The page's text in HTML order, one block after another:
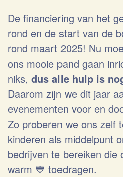
De financiering van het
rond en de start van de
rond maart 2025! Nu
ons mooie pand gaan
niks, dus alle hulp is
Daarom zijn we dit jaar
evenementen voor en
Zo proberen we ons zelf
kinderen als middelpunt
bedrijven te bereiken die
warm 💙 toedragen.